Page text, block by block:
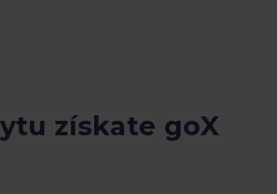
získate goX